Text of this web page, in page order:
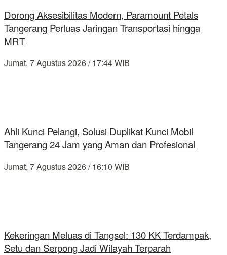
Dorong Aksesibilitas Modern, Paramount Petals
Tangerang Perluas Jaringan Transportasi hingga
MRT
Jumat, 7 Agustus 2026 / 17:44 WIB
Ahli Kunci Pelangi, Solusi Duplikat Kunci Mobil
Tangerang 24 Jam yang Aman dan Profesional
Jumat, 7 Agustus 2026 / 16:10 WIB
Kekeringan Meluas di Tangsel: 130 KK Terdampak,
Setu dan Serpong Jadi Wilayah Terparah